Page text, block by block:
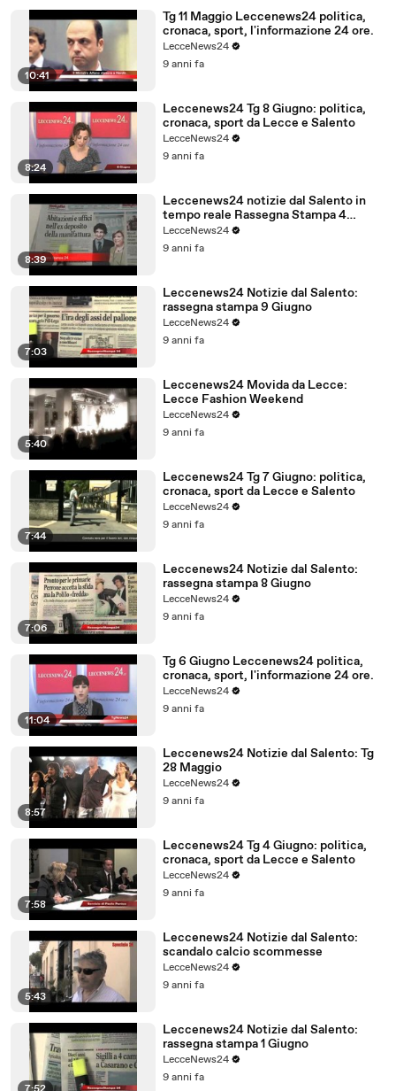
10:41
Tg 11 Maggio Leccenews24 politica,
cronaca, sport, l'informazione 24 ore.
LecceNews24
9 anni fa
8:24
Leccenews24 Tg 8 Giugno: politica,
cronaca, sport da Lecce e Salento
LecceNews24
9 anni fa
8:39
Leccenews24 notizie dal Salento in
tempo reale Rassegna Stampa 4
Giugno
LecceNews24
9 anni fa
7:03
Leccenews24 Notizie dal Salento:
rassegna stampa 9 Giugno
LecceNews24
9 anni fa
5:40
Leccenews24 Movida da Lecce:
Lecce Fashion Weekend
LecceNews24
9 anni fa
7:44
Leccenews24 Tg 7 Giugno: politica,
cronaca, sport da Lecce e Salento
LecceNews24
9 anni fa
7:06
Leccenews24 Notizie dal Salento:
rassegna stampa 8 Giugno
LecceNews24
9 anni fa
11:04
Tg 6 Giugno Leccenews24 politica,
cronaca, sport, l'informazione 24 ore.
LecceNews24
9 anni fa
8:57
Leccenews24 Notizie dal Salento: Tg
28 Maggio
LecceNews24
9 anni fa
7:58
Leccenews24 Tg 4 Giugno: politica,
cronaca, sport da Lecce e Salento
LecceNews24
9 anni fa
5:43
Leccenews24 Notizie dal Salento:
scandalo calcio scommesse
LecceNews24
9 anni fa
Leccenews24 Notizie dal Salento:
rassegna stampa 1 Giugno
LecceNews24
9 anni fa